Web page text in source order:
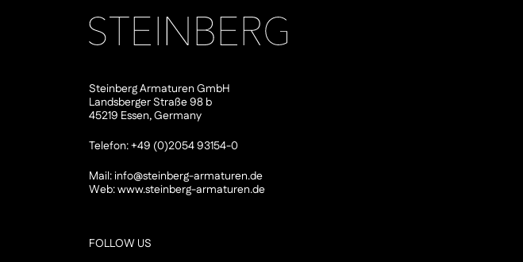
Steinberg Armaturen GmbH
Landsberger Straße 98 b
45219 Essen, Germany
Telefon: +49 (0)2054 93154-0
Mail:info@steinberg-armaturen.de
Web:www.steinberg-armaturen.de
FOLLOW US